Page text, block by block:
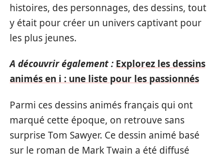
histoires, des personnages, des dessins, tout
y était pour créer un univers captivant pour
les plus jeunes.
A découvrir également : Explorez les dessins
animés en i : une liste pour les passionnés
Parmi ces dessins animés français qui ont
marqué cette époque, on retrouve sans
surprise Tom Sawyer. Ce dessin animé basé
sur le roman de Mark Twain a été diffusé